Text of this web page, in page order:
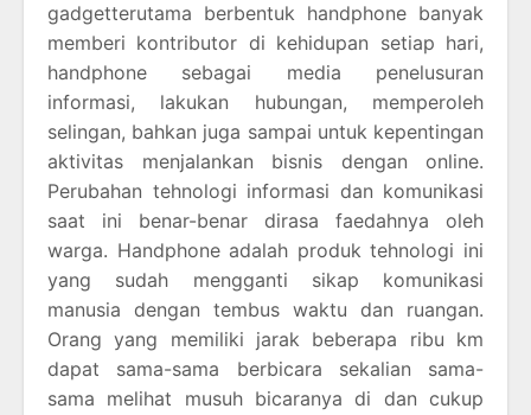
gadgetterutama berbentuk handphone banyak
memberi kontributor di kehidupan setiap hari,
handphone sebagai media penelusuran
informasi, lakukan hubungan, memperoleh
selingan, bahkan juga sampai untuk kepentingan
aktivitas menjalankan bisnis dengan online.
Perubahan tehnologi informasi dan komunikasi
saat ini benar-benar dirasa faedahnya oleh
warga. Handphone adalah produk tehnologi ini
yang sudah mengganti sikap komunikasi
manusia dengan tembus waktu dan ruangan.
Orang yang memiliki jarak beberapa ribu km
dapat sama-sama berbicara sekalian sama-
sama melihat musuh bicaranya di dan cukup